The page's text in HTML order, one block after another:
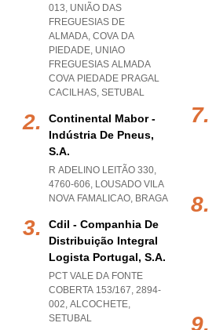
013, UNIÃO DAS
FREGUESIAS DE
ALMADA, COVA DA
PIEDADE, UNIAO
FREGUESIAS ALMADA
COVA PIEDADE PRAGAL
CACILHAS, SETUBAL
Continental Mabor -
Indústria De Pneus,
S.a.
R ADELINO LEITÃO 330,
4760-606, LOUSADO VILA
NOVA FAMALICAO, BRAGA
Cdil - Companhia De
Distribuição Integral
Logista Portugal, S.a.
PCT VALE DA FONTE
COBERTA 153/167, 2894-
002, ALCOCHETE,
SETUBAL